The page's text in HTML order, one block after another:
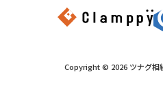
九州・沖縄
不動産評価(相続不動産)
Copyright © 2026 ツナグ相